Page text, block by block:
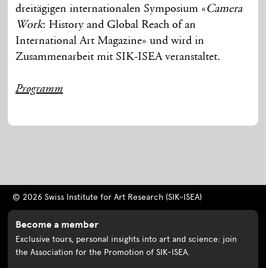
dreitägigen internationalen Symposium «Camera
Work: History and Global Reach of an
International Art Magazine» und wird in
Zusammenarbeit mit SIK-ISEA veranstaltet.
Programm
© 2026 Swiss Institute for Art Research (SIK-ISEA)
Become a member
Exclusive tours, personal insights into art and science: join
the Association for the Promotion of SIK-ISEA.